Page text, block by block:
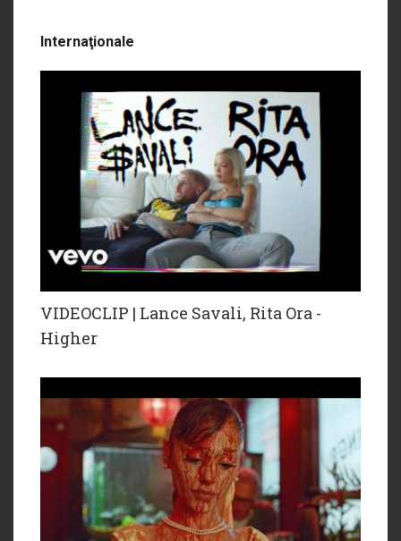
Internaţionale
VIDEOCLIP | Lance Savali, Rita Ora -
Higher